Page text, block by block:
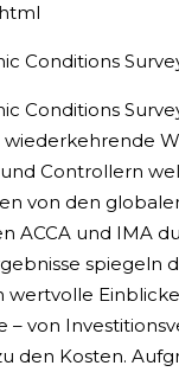
Conditions
Conditions
Controllern
von den
ACCA und IMA
spiegeln
– von
den Kosten.